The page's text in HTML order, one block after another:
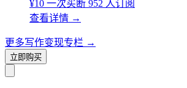
¥10 一次买断 952 人订阅
查看详情 →
更多写作变现专栏 →
立即购买